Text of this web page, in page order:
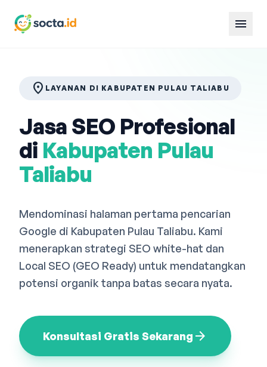
menu
Bahasa Indonesia English 中文
location_on LAYANAN DI KABUPATEN PULAU TALIABU
Jasa SEO Profesional
di Kabupaten Pulau
Taliabu
Mendominasi halaman pertama pencarian
Google di Kabupaten Pulau Taliabu. Kami
menerapkan strategi SEO white-hat dan
Local SEO (GEO Ready) untuk mendatangkan
potensi organik tanpa batas secara nyata.
Konsultasi Gratis Sekarang arrow_forward